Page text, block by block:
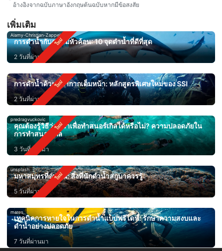
อ้างอิงจากฉบับภาษาอังกฤษต้นฉบับหากมีข้อสงสัย
เพิ่มเติม
Alamy-Christian-Zappel
การดำน้ำกับฉลามหัวค้อน: 10 จุดดำน้ำที่ดีที่สุด
2 วันที่ผ่านมา
การดำน้ำด้วยหน้ากากเต็มหน้า: หลักสูตรพิเศษใหม่ของ SSI
2 วันที่ผ่านมา
predragvuckovic
คุณต้องรู้วิธีว่ายน้ำเพื่อทำสนอร์เกิลได้หรือไม่? ความปลอดภัยใน
การทำสนอร์เกิล
3 วันที่ผ่านมา
unsplash
มหาสมุทรที่อุ่นขึ้น: สิ่งที่นักดำน้ำสกูบาควรรู้
5 วันที่ผ่านมา
mares
เทคนิคการหายใจในการดำน้ำแบบฟรีไดฟ์: รักษาความสงบและ
ดำน้ำอย่างปลอดภัย
7 วันที่ผ่านมา